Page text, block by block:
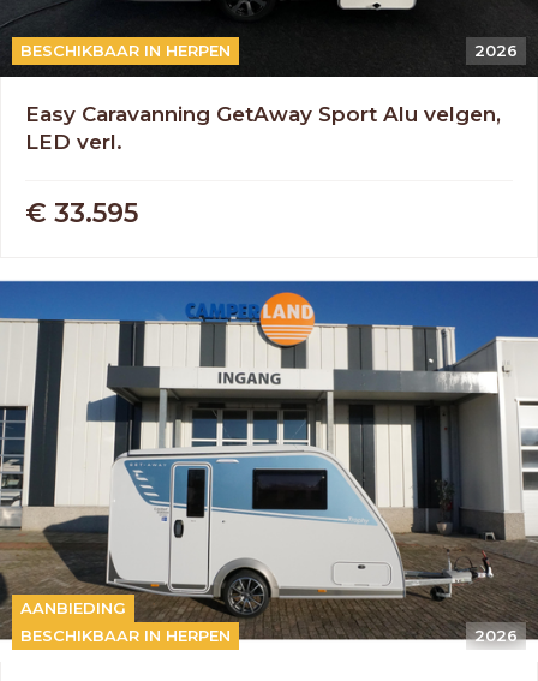
2026
BESCHIKBAAR IN HERPEN
Easy Caravanning GetAway Sport Alu velgen,
LED verl.
€ 33.595
2026
AANBIEDING
BESCHIKBAAR IN HERPEN